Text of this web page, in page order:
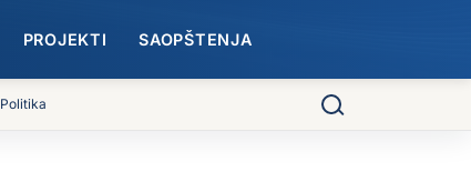
PROJEKTI SAOPŠTENJA
Politika
Pretraga